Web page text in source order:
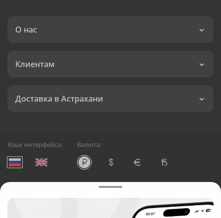
О нас
Клиентам
Доставка в Астрахани
Язык интерфейса: Валюта:
Служба круглосуточной доставки цветов в Астрахани
Русский Букет, 2026